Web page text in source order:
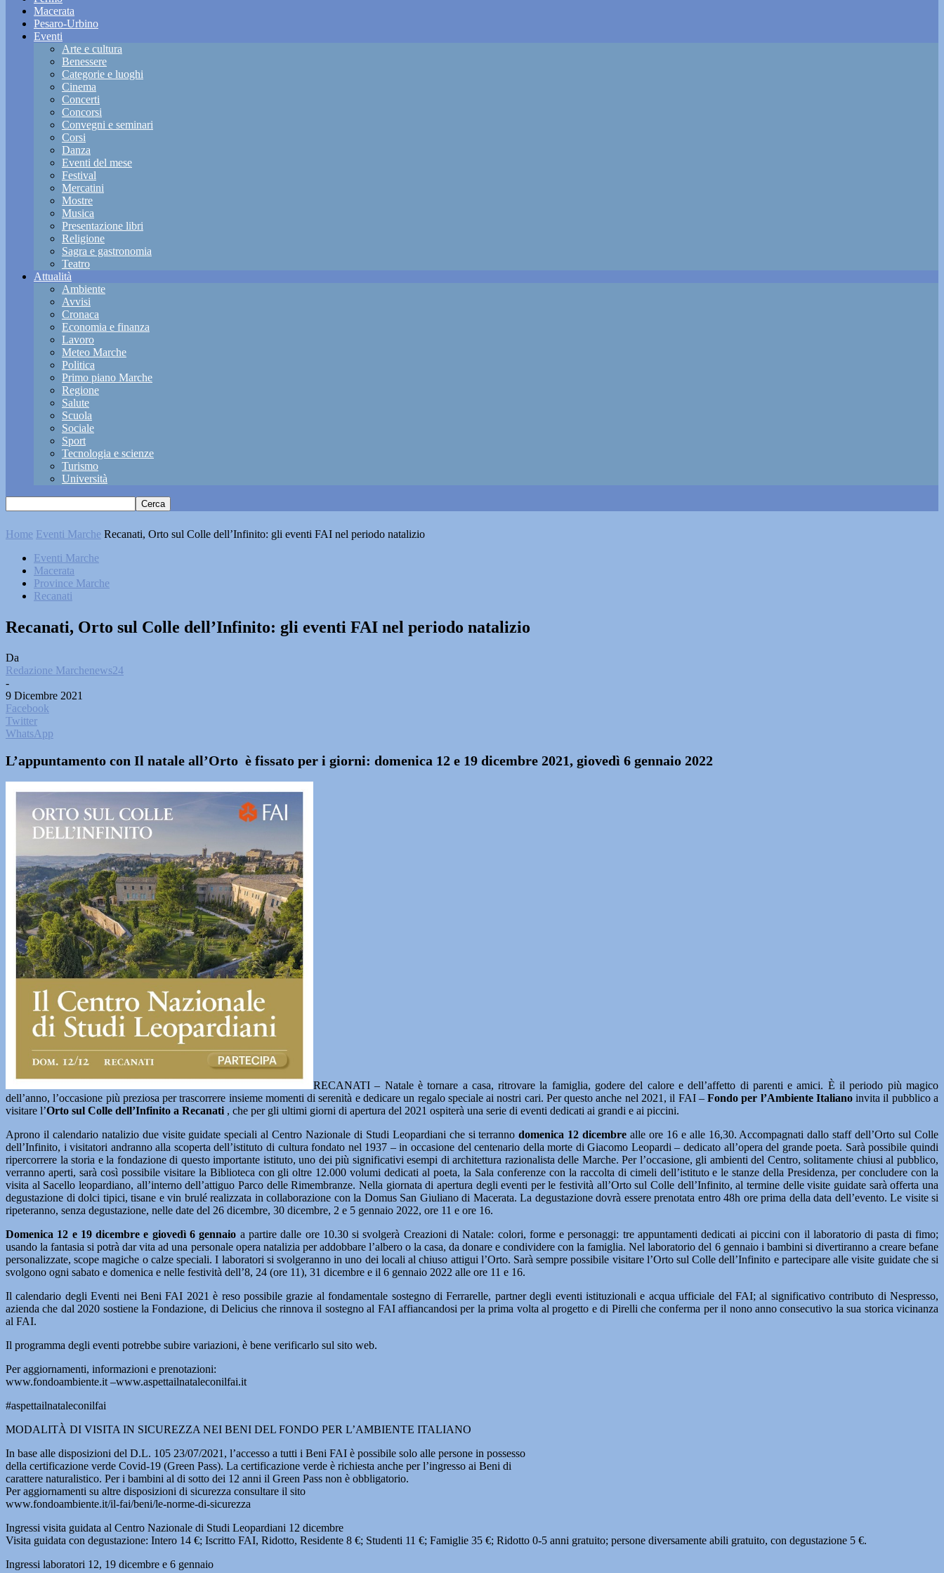
Macerata
Pesaro-Urbino
Eventi
Arte e cultura
Benessere
Categorie e luoghi
Cinema
Concerti
Concorsi
Convegni e seminari
Corsi
Danza
Eventi del mese
Festival
Mercatini
Mostre
Musica
Presentazione libri
Religione
Sagra e gastronomia
Teatro
Attualità
Ambiente
Avvisi
Cronaca
Economia e finanza
Lavoro
Meteo Marche
Politica
Primo piano Marche
Regione
Salute
Scuola
Sociale
Sport
Tecnologia e scienze
Turismo
Università
Home Eventi Marche Recanati, Orto sul Colle dell’Infinito: gli eventi FAI nel periodo natalizio
Eventi Marche
Macerata
Province Marche
Recanati
Recanati, Orto sul Colle dell’Infinito: gli eventi FAI nel periodo natalizio
Da
Redazione Marchenews24
-
9 Dicembre 2021
Facebook
Twitter
WhatsApp
L’appuntamento con Il natale all’Orto è fissato per i giorni: domenica 12 e 19 dicembre 2021, giovedì 6 gennaio 2022
RECANATI – Natale è tornare a casa, ritrovare la famiglia, godere del calore e dell’affetto di parenti e amici. È il periodo più magico
dell’anno, l’occasione più preziosa per trascorrere insieme momenti di serenità e dedicare un regalo speciale ai nostri cari. Per questo anche nel 2021, il FAI –Fondo per l’Ambiente Italianoinvita il pubblico a
visitare l’Orto sul Colle dell’Infinito a Recanati , che per gli ultimi giorni di apertura del 2021 ospiterà una serie di eventi dedicati ai grandi e ai piccini.
Aprono il calendario natalizio due visite guidate speciali al Centro Nazionale di Studi Leopardiani che si terranno domenica 12 dicembre alle ore 16 e alle 16,30. Accompagnati dallo staff dell’Orto sul Colle
dell’Infinito, i visitatori andranno alla scoperta dell’istituto di cultura fondato nel 1937 – in occasione del centenario della morte di Giacomo Leopardi – dedicato all’opera del grande poeta. Sarà possibile quindi
ripercorrere la storia e la fondazione di questo importante istituto, uno dei più significativi esempi di architettura razionalista delle Marche. Per l’occasione, gli ambienti del Centro, solitamente chiusi al pubblico,
verranno aperti, sarà così possibile visitare la Biblioteca con gli oltre 12.000 volumi dedicati al poeta, la Sala conferenze con la raccolta di cimeli dell’istituto e le stanze della Presidenza, per concludere con la
visita al Sacello leopardiano, all’interno dell’attiguo Parco delle Rimembranze. Nella giornata di apertura degli eventi per le festività all’Orto sul Colle dell’Infinito, al termine delle visite guidate sarà offerta una
degustazione di dolci tipici, tisane e vin brulé realizzata in collaborazione con la Domus San Giuliano di Macerata. La degustazione dovrà essere prenotata entro 48h ore prima della data dell’evento. Le visite si
ripeteranno, senza degustazione, nelle date del 26 dicembre, 30 dicembre, 2 e 5 gennaio 2022, ore 11 e ore 16.
Domenica 12 e 19 dicembre e giovedì 6 gennaio a partire dalle ore 10.30 si svolgerà Creazioni di Natale: colori, forme e personaggi: tre appuntamenti dedicati ai piccini con il laboratorio di pasta di fimo;
usando la fantasia si potrà dar vita ad una personale opera natalizia per addobbare l’albero o la casa, da donare e condividere con la famiglia. Nel laboratorio del 6 gennaio i bambini si divertiranno a creare befane
personalizzate, scope magiche o calze speciali. I laboratori si svolgeranno in uno dei locali al chiuso attigui l’Orto. Sarà sempre possibile visitare l’Orto sul Colle dell’Infinito e partecipare alle visite guidate che si
svolgono ogni sabato e domenica e nelle festività dell’8, 24 (ore 11), 31 dicembre e il 6 gennaio 2022 alle ore 11 e 16.
Il calendario degli Eventi nei Beni FAI 2021 è reso possibile grazie al fondamentale sostegno di Ferrarelle, partner degli eventi istituzionali e acqua ufficiale del FAI; al significativo contributo di Nespresso,
azienda che dal 2020 sostiene la Fondazione, di Delicius che rinnova il sostegno al FAI affiancandosi per la prima volta al progetto e di Pirelli che conferma per il nono anno consecutivo la sua storica vicinanza
al FAI.
Il programma degli eventi potrebbe subire variazioni, è bene verificarlo sul sito web.
Per aggiornamenti, informazioni e prenotazioni:
www.fondoambiente.it –www.aspettailnataleconilfai.it
#aspettailnataleconilfai
MODALITÀ DI VISITA IN SICUREZZA NEI BENI DEL FONDO PER L’AMBIENTE ITALIANO
In base alle disposizioni del D.L. 105 23/07/2021, l’accesso a tutti i Beni FAI è possibile solo alle persone in possesso
della certificazione verde Covid-19 (Green Pass). La certificazione verde è richiesta anche per l’ingresso ai Beni di
carattere naturalistico. Per i bambini al di sotto dei 12 anni il Green Pass non è obbligatorio.
Per aggiornamenti su altre disposizioni di sicurezza consultare il sito
www.fondoambiente.it/il-fai/beni/le-norme-di-sicurezza
Ingressi visita guidata al Centro Nazionale di Studi Leopardiani 12 dicembre
Visita guidata con degustazione: Intero 14 €; Iscritto FAI, Ridotto, Residente 8 €; Studenti 11 €; Famiglie 35 €; Ridotto 0-5 anni gratuito; persone diversamente abili gratuito, con degustazione 5 €.
Ingressi laboratori 12, 19 dicembre e 6 gennaio